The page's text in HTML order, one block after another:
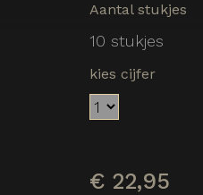
Aantal stukjes
10 stukjes
kies cijfer
€ 22,95